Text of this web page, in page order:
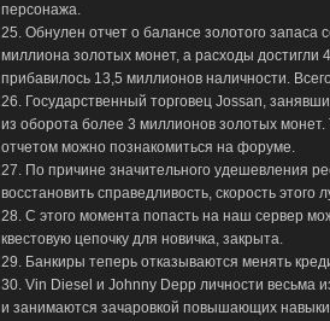
персонажа.
25. Обнулен отчет о балансе золотого
миллиона золотых монет, а расходы достигли
прибавилось 13,5 миллионов наличности.
26. Государственный торговец Jossan,
из оборота более 3 миллионов золотых
отчетом можно познакомиться на форуме.
27. По причине значительного удешевления
восстановить справедливость, скорость
28. С этого момента попасть на наш сервер
квестовую цепочку для новичка, закрыта.
29. Банкиры теперь отказываются менять
30. Vin Diesel и Johnny Depp личности весьма
и занимаются зачаровкой повышающих